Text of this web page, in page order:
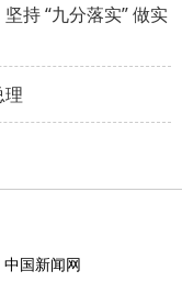
持 “九分落实” 做实
理
中国新闻网